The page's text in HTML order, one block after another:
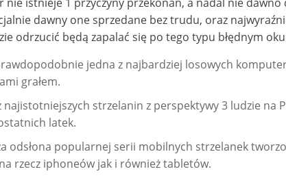
dawny one sprzedane bez trudu, oraz
odrzucić będą zapalać się po tego typu błędnym
jedna z najbardziej losowych
grałem.
najistotniejszych strzelanin z perspektywy 3 ludzie na
latek.
odsłona popularnej serii mobilnych strzelanek
rzecz iphoneów jak i również tabletów.